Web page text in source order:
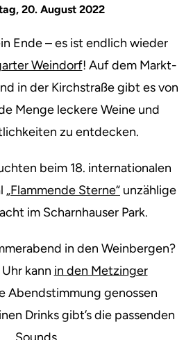
20. August 2022
Ende – es ist endlich wieder
Weindorf! Auf dem Markt-
in der Kirchstraße gibt es von
Menge leckere Weine und
zu entdecken.
beim 18. internationalen
„Flammende Sterne“ unzählige
im Scharnhauser Park.
in den Weinbergen?
kann in den Metzinger
Abendstimmung genossen
Drinks gibt’s die passenden